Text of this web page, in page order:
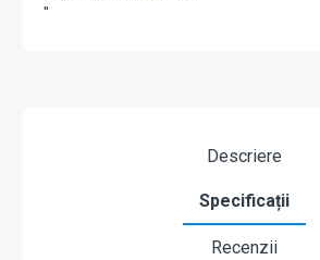
"
Descriere
Specificații
Recenzii